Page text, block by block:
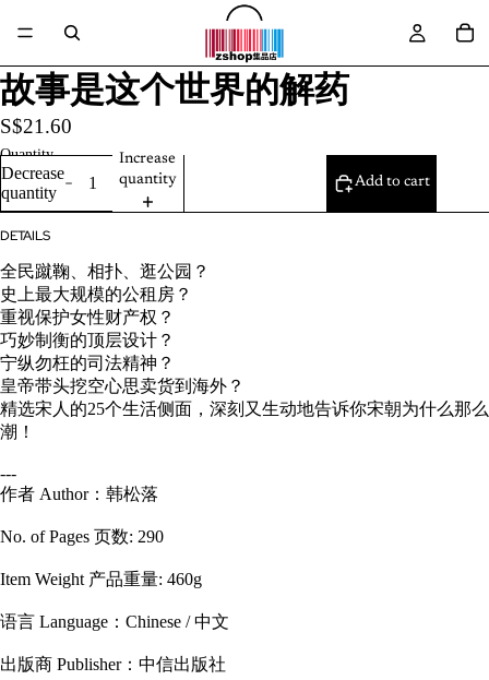
故事是这个世界的解药
S$21.60
Quantity
Decrease
quantity
Increase
quantity
Add to cart
DETAILS
全民蹴鞠、相扑、逛公园？
史上最大规模的公租房？
重视保护女性财产权？
巧妙制衡的顶层设计？
宁纵勿枉的司法精神？
皇帝带头挖空心思卖货到海外？
精选宋人的25个生活侧面，深刻又生动地告诉你宋朝为什么那么
潮！
---
作者 Author：韩松落
No. of Pages 页数: 290
Item Weight 产品重量: 460g
语言 Language：Chinese / 中文
出版商 Publisher：中信出版社